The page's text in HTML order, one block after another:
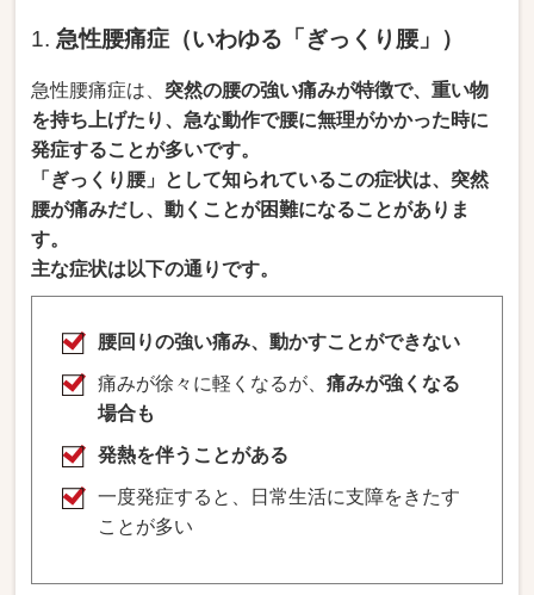
1.急性腰痛症（いわゆる「ぎっくり腰」）
急性腰痛症は、 突然の腰の強い痛みが特徴で、重い物
を持ち上げたり、急な動作で腰に無理がかかった時に
発症することが多いです。
「ぎっくり腰」として知られているこの症状は、突然
腰が痛みだし、動くことが困難になることがありま
す。
主な症状は以下の通りです。
腰回りの強い痛み、動かすことができない
痛みが徐々に軽くなるが、痛みが強くなる
場合も
発熱を伴うことがある
一度発症すると、日常生活に支障をきたす
ことが多い